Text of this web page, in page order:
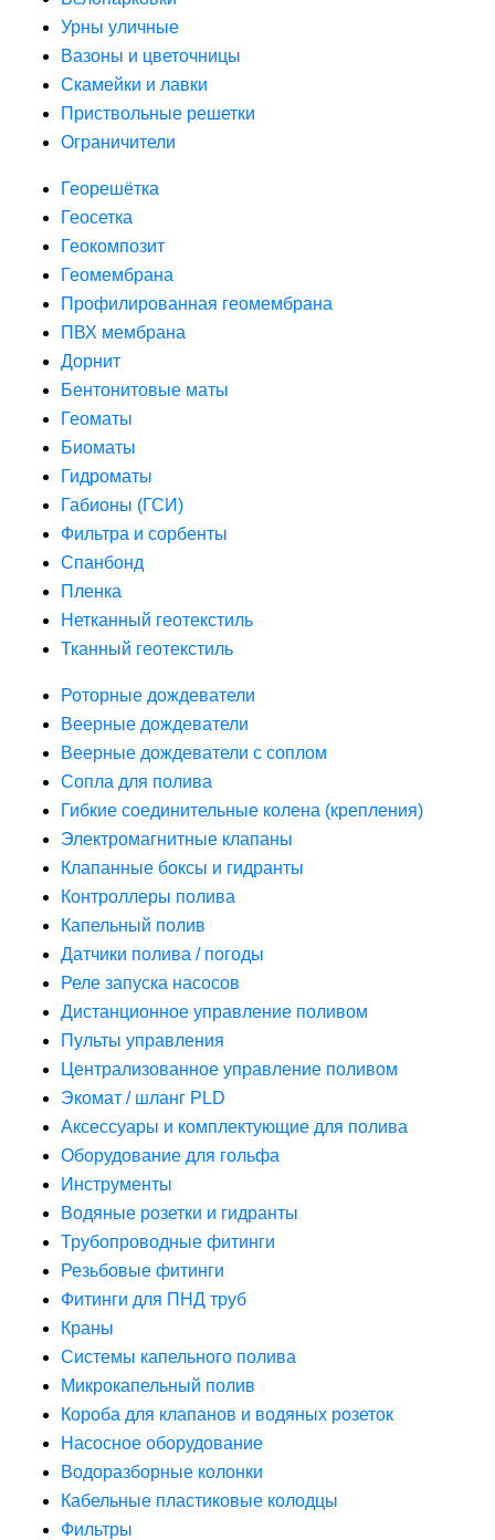
Урны уличные
Вазоны и цветочницы
Скамейки и лавки
Приствольные решетки
Ограничители
Георешётка
Геосетка
Геокомпозит
Геомембрана
Профилированная геомембрана
ПВХ мембрана
Дорнит
Бентонитовые маты
Геоматы
Биоматы
Гидроматы
Габионы (ГСИ)
Фильтра и сорбенты
Спанбонд
Пленка
Нетканный геотекстиль
Тканный геотекстиль
Роторные дождеватели
Веерные дождеватели
Веерные дождеватели с соплом
Сопла для полива
Гибкие соединительные колена (крепления)
Электромагнитные клапаны
Клапанные боксы и гидранты
Контроллеры полива
Капельный полив
Датчики полива / погоды
Реле запуска насосов
Дистанционное управление поливом
Пульты управления
Централизованное управление поливом
Экомат / шланг PLD
Аксессуары и комплектующие для полива
Оборудование для гольфа
Инструменты
Водяные розетки и гидранты
Трубопроводные фитинги
Резьбовые фитинги
Фитинги для ПНД труб
Краны
Системы капельного полива
Микрокапельный полив
Короба для клапанов и водяных розеток
Насосное оборудование
Водоразборные колонки
Кабельные пластиковые колодцы
Фильтры